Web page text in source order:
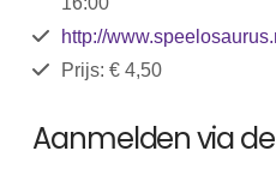
http://
Prijs: € 4,50
Aanmelden via